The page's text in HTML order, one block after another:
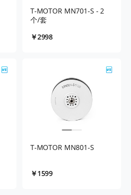
T-MOTOR MN701-S - 2
个/套
￥2998
T-MOTOR MN801-S
￥1599